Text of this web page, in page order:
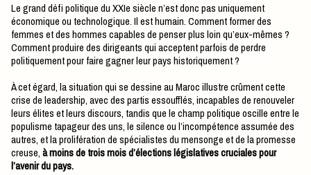
Le grand défi politique du XXIe siècle n’est donc pas uniquement
économique ou technologique. Il est humain. Comment former des
femmes et des hommes capables de penser plus loin qu’eux-mêmes ?
Comment produire des dirigeants qui acceptent parfois de perdre
politiquement pour faire gagner leur pays historiquement ?
À cet égard, la situation qui se dessine au Maroc illustre crûment cette
crise de leadership, avec des partis essoufflés, incapables de renouveler
leurs élites et leurs discours, tandis que le champ politique oscille entre le
populisme tapageur des uns, le silence ou l’incompétence assumée des
autres, et la prolifération de spécialistes du mensonge et de la promesse
creuse,à moins de trois mois d’élections législatives cruciales pour
l’avenir du pays.